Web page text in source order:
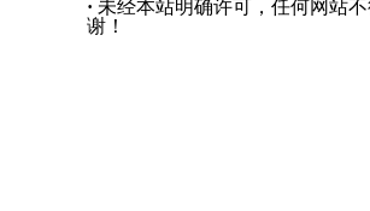
· 未经本站明确许可，任何网站
谢！